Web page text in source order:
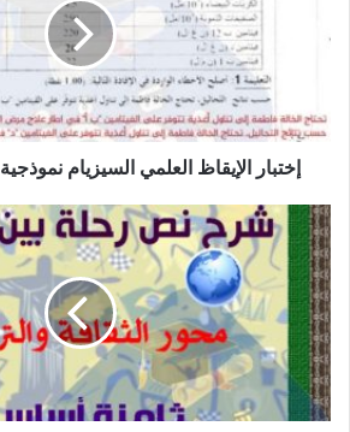
نموذجية
الإصلاح
إختبار الإيقاظ العلمي السيزيام نموذجية 2021 مع الإصلاح
شرح
نص
رحلة
بين
القمم
الثامنة
أساسي
مع
الإجابة